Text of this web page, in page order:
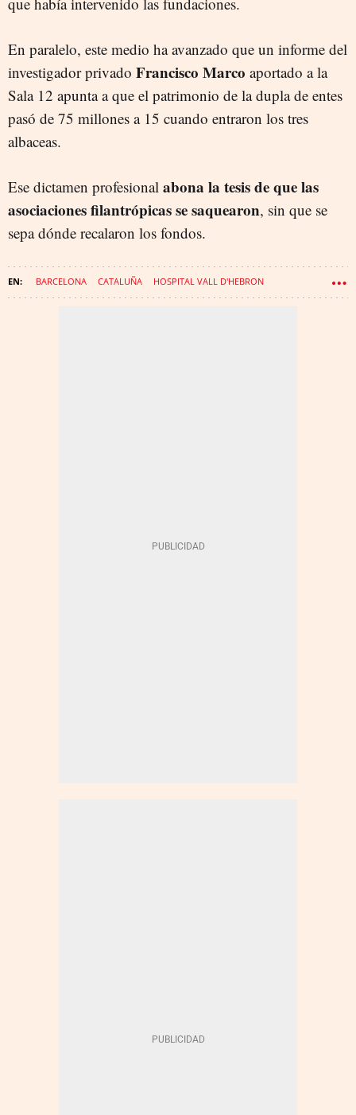
En paralelo, este medio ha avanzado que un informe del
investigador privado Francisco Marco aportado a la
Sala 12 apunta a que el patrimonio de la dupla de entes
pasó de 75 millones a 15 cuando entraron los tres
albaceas.
Ese dictamen profesional abona la tesis de que las
asociaciones filantrópicas se saquearon, sin que se
sepa dónde recalaron los fondos.
BARCELONA CATALUÑA HOSPITAL VALL D'HEBRON